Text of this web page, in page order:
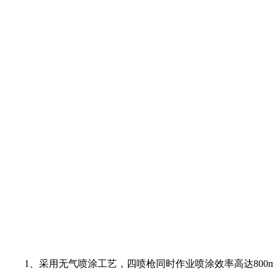
1、采用无气喷涂工艺，四喷枪同时作业喷涂效率高达